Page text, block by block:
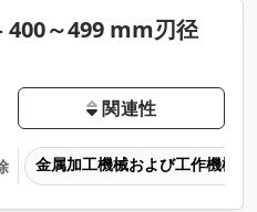
400～499 mm刃径
関連性
金属加工機械および工作機械